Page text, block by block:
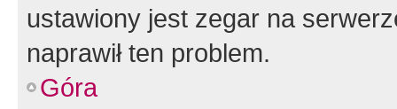
ustawiony jest zegar na
naprawił ten problem.
Góra